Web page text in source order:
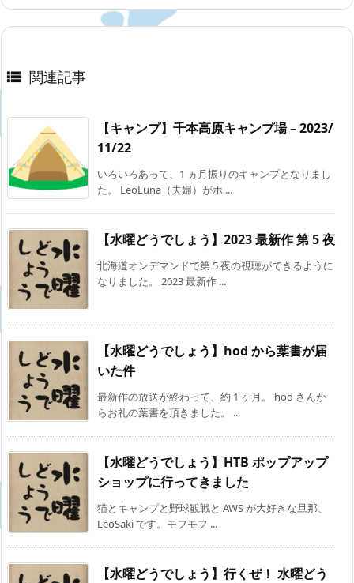
 関連記事
【キャンプ】千本高原キャンプ場 – 2023/
11/22
いろいろあって、1 ヵ月振りのキャンプとなりまし
た。 LeoLuna（夫婦）がホ ...
【水曜どうでしょう】2023 最新作 第 5 夜
北海道オンデマンドで第 5 夜の視聴ができるように
なりました。 2023 最新作 ...
【水曜どうでしょう】hod から葉書が届
いた件
最新作の放送が終わって、約 1 ヶ月。 hod さんか
らお礼の葉書を頂きました。 ...
【水曜どうでしょう】HTB ポップアップ
ショップに行ってきました
猫とキャンプと野球観戦と AWS が大好きな旦那、
LeoSaki です。モフモフ ...
【水曜どうでしょう】行くぜ！ 水曜どう